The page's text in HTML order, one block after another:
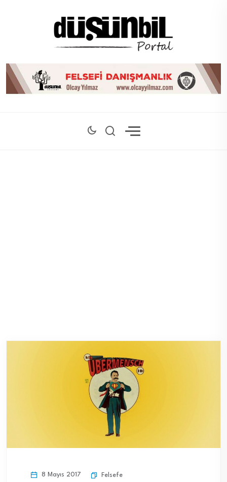
8 Mayıs 2017 Felsefe